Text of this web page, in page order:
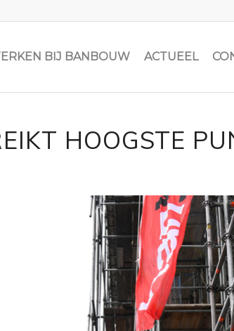
BIJ BANBOUW ACTUEEL
HOOGSTE